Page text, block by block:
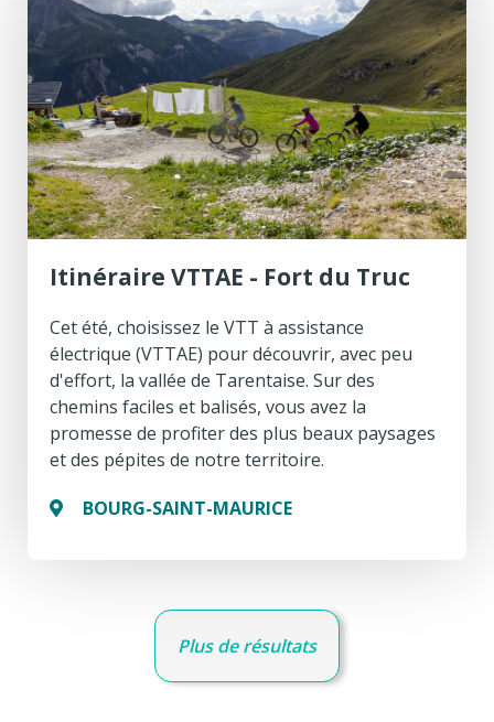
Itinéraire VTTAE - Fort du Truc
Cet été, choisissez le VTT à assistance
électrique (VTTAE) pour découvrir, avec peu
d'effort, la vallée de Tarentaise. Sur des
chemins faciles et balisés, vous avez la
promesse de profiter des plus beaux paysages
et des pépites de notre territoire.
BOURG-SAINT-MAURICE
Plus de résultats